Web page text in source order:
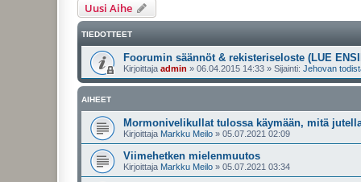
Uusi Aihe
TIEDOTTEET
Foorumin säännöt & rekisteriseloste (LUE
Kirjoittaja admin » 06.04.2015 14:33 » Sijainti: Jehovan
AIHEET
Mormonivelikullat tulossa käymään, mitä
Kirjoittaja Markku Meilo » 05.07.2021 02:09
Viimehetken mielenmuutos
Kirjoittaja Markku Meilo » 05.07.2021 03:34